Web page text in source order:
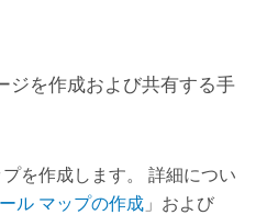
ジを作成および共有する手
を作成します。 詳細につい
ル マップの作成」および